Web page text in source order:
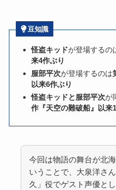
豆知識
怪盗キッドが登場するの
来4作ぶり
服部平次が登場するのは
以来6作ぶり
怪盗キッドと服部平次が
作『天空の難破船』以来
今回は物語の舞台が北
いうことで、大泉洋さ
久」役でゲスト声優と